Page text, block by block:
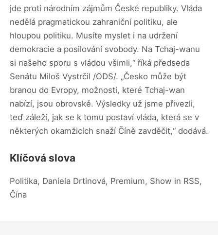
jde proti národním zájmům České republiky. Vláda
nedělá pragmatickou zahraniční politiku, ale
hloupou politiku. Musíte myslet i na udržení
demokracie a posilování svobody. Na Tchaj-wanu
si našeho sporu s vládou všimli,“ říká předseda
Senátu Miloš Vystrčil /ODS/. „Česko může být
branou do Evropy, možnosti, které Tchaj-wan
nabízí, jsou obrovské. Výsledky už jsme přivezli,
teď záleží, jak se k tomu postaví vláda, která se v
některých okamžicích snaží Číně zavděčit,“ dodává.
Klíčová slova
Politika, Daniela Drtinová, Premium, Show in RSS,
Čína